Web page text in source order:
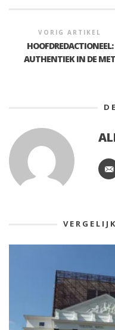
VORIG ARTIKEL
HOOFDREDACTIONEEL:
AUTHENTIEK IN DE MET